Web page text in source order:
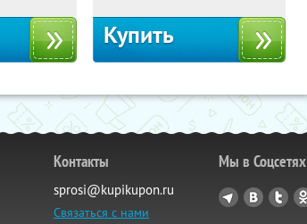
Купить
Контакты
sprosi@kupikupon.ru
Связаться с нами
Мы в Соцсетях